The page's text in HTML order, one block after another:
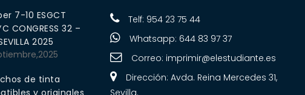
7-10 ESGCT
CONGRESS 32 –
2025
de tinta
Telf: 954 23 75 44
Whatsapp: 644 83 97 37
Correo: imprimir@elestudiante.es
Dirección: Avda. Reina Mercedes 31,